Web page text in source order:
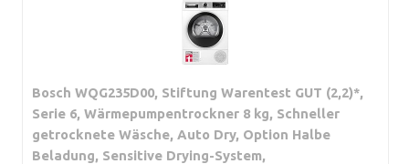
Bosch WQG235D00, Stiftung Warentest GUT (2,2)*,
Serie 6, Wärmepumpentrockner 8 kg, Schneller
getrocknete Wäsche, Auto Dry, Option Halbe
Beladung, Sensitive Drying-System,